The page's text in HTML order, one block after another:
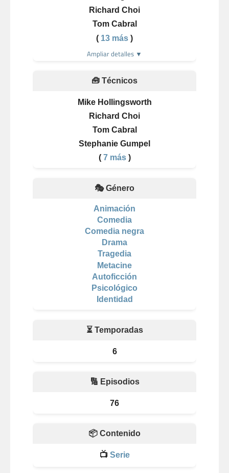
Richard Choi
Tom Cabral
( 13 más )
Ampliar detalles ▼
🧰 Técnicos
Mike Hollingsworth
Richard Choi
Tom Cabral
Stephanie Gumpel
( 7 más)
🎭 Género
Animación
Comedia
Comedia negra
Drama
Tragedia
Metacine
Autoficción
Psicológico
Identidad
⏳ Temporadas
6
🔢 Episodios
76
📦 Contenido
📺 Serie